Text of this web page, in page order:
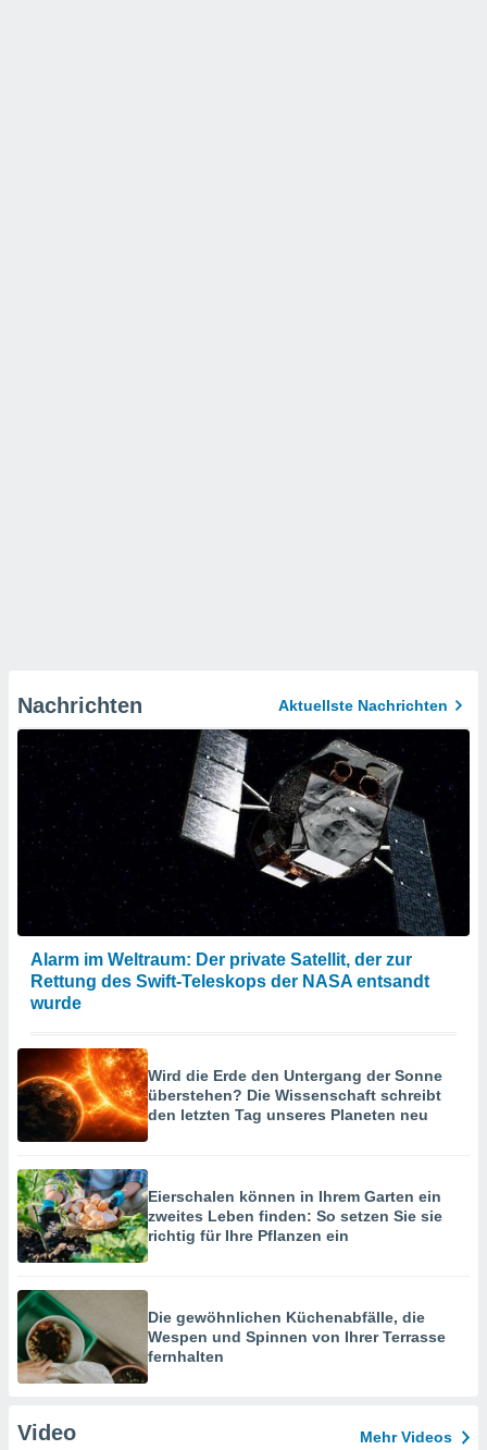
Nachrichten Aktuellste Nachrichten
Alarm im Weltraum: Der private Satellit, der zur
Rettung des Swift-Teleskops der NASA entsandt
wurde
Wird die Erde den Untergang der Sonne
überstehen? Die Wissenschaft schreibt
den letzten Tag unseres Planeten neu
Eierschalen können in Ihrem Garten ein
zweites Leben finden: So setzen Sie sie
richtig für Ihre Pflanzen ein
Die gewöhnlichen Küchenabfälle, die
Wespen und Spinnen von Ihrer Terrasse
fernhalten
Video Mehr Videos